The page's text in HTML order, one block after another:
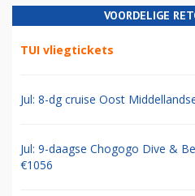
VOORDELIGE
TUI vliegtickets
Jul: 8-dg cruise Oost
Jul: 9-daagse Chogogo Dive &
€1056